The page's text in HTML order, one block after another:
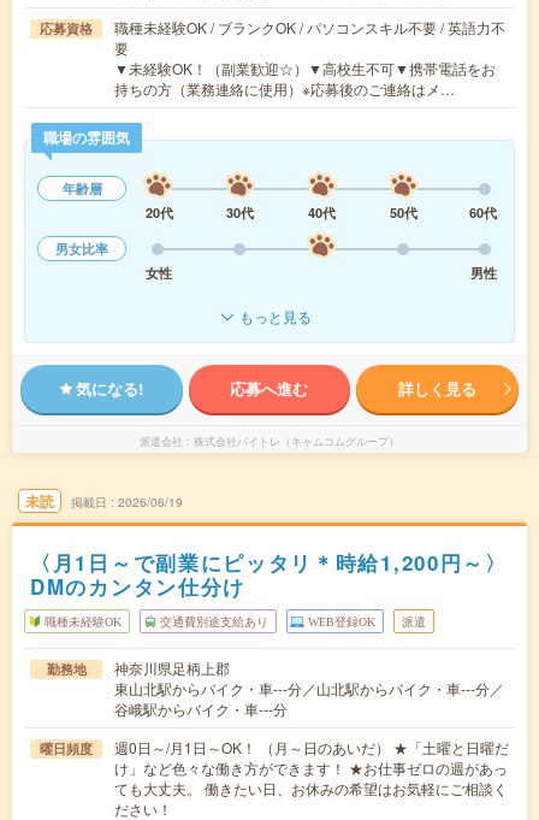
応募資格
職種未経験OK / ブランクOK / パソコンスキル不要 / 英語力不
要
▼未経験OK！（副業歓迎☆）▼高校生不可▼携帯電話をお
持ちの方（業務連絡に使用）※応募後のご連絡はメ…
職場の雰囲気
年齢層
20代
30代 40代 50代
60代
男女比率
女性
男性
もっと見る
気になる! 応募へ進む 詳しく見る
派遣会社 株式会社バイトレ（キャムコムグループ）
未読 掲載日 2026/06/19
〈月1日～で副業にピッタリ＊時給1,200円～〉
DMのカンタン仕分け
職種未経験OK 交通費別途支給あり WEB登録OK 派遣
勤務地
神奈川県足柄上郡
東山北駅からバイク・車---分／山北駅からバイク・車---分／
谷峨駅からバイク・車---分
曜日頻度
週0日～/月1日～OK！ （月～日のあいだ） ★「土曜と日曜だ
け」など色々な働き方ができます！ ★お仕事ゼロの週があっ
ても大丈夫。 働きたい日、お休みの希望はお気軽にご相談く
ださい！